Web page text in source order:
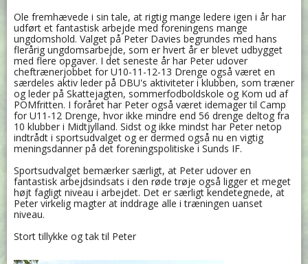
Ole fremhævede i sin tale, at rigtig mange ledere igen i år har
udført et fantastisk arbejde med foreningens mange
ungdomshold. Valget på Peter Davies begrundes med hans
flerårig ungdomsarbejde, som er hvert år er blevet udbygget
med flere opgaver. I det seneste år har Peter udover
cheftrænerjobbet for U10-11-12-13 Drenge også været en
særdeles aktiv leder på DBU's aktiviteter i klubben, som træner
og leder på Skattejagten, sommerfodboldskole og Kom ud af
POMfritten. I foråret har Peter også været idemager til Camp
for U11-12 Drenge, hvor ikke mindre end 56 drenge deltog fra
10 klubber i Midtjylland. Sidst og ikke mindst har Peter netop
indtrådt i sportsudvalget og er dermed også nu en vigtig
meningsdanner på det foreningspolitiske i Sunds IF.
Sportsudvalget bemærker særligt, at Peter udover en
fantastisk arbejdsindsats i den røde trøje også ligger et meget
højt fagligt niveau i arbejdet. Det er særligt kendetegnede, at
Peter virkelig magter at inddrage alle i træningen uanset
niveau.
Stort tillykke og tak til Peter